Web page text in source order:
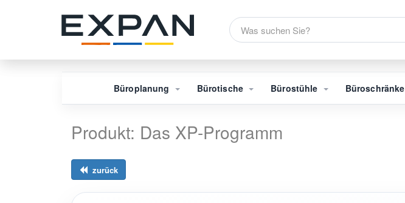
Büroplanung Bürotische Bürostühle Büroschränke
Produkt: Das XP-Programm
zurück